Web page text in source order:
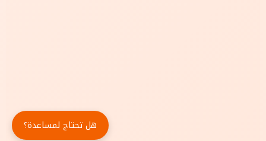
هل تحتاج لمساعدة؟